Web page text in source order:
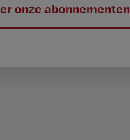
onze abonnementen